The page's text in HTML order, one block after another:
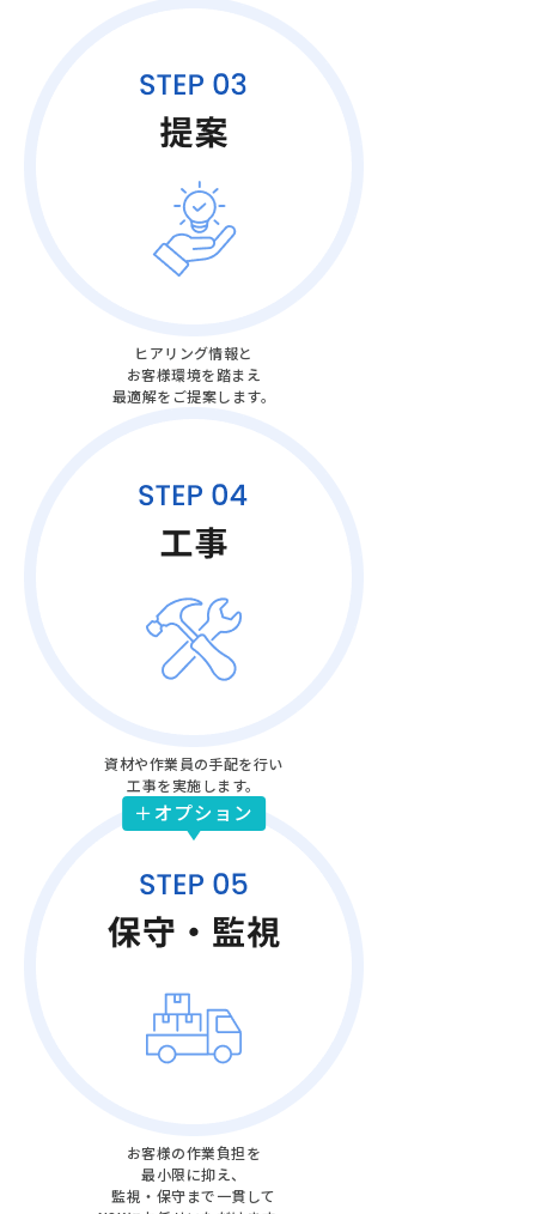
ヒアリング情報と
お客様環境を踏まえ
最適解をご提案します。
資材や作業員の手配を行い
工事を実施します。
＋オプション
お客様の作業負担を
最小限に抑え、
監視・保守まで一貫して